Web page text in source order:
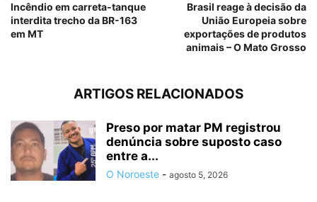
Incêndio em carreta-tanque
interdita trecho da BR-163
em MT
Brasil reage à decisão da
União Europeia sobre
exportações de produtos
animais – O Mato Grosso
ARTIGOS RELACIONADOS
Preso por matar PM registrou
denúncia sobre suposto caso
entre a...
O Noroeste - agosto 5, 2026